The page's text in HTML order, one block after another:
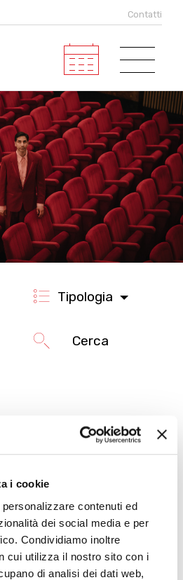
i cookie
contenuti ed
dei social media e per
Condividiamo inoltre
cui utilizza il nostro sito con i
di analisi dei dati web,
Contatti
Tipologia
IL BARBIERE DI
SIVIGLIA